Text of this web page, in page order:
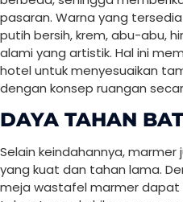
pasaran. Warna yang
putih bersih, krem, abu-abu,
alami yang artistik. Hal ini
hotel untuk menyesuaikan
dengan konsep ruangan
DAYA TAHAN
Selain keindahannya,
yang kuat dan tahan lama.
meja wastafel marmer dapat